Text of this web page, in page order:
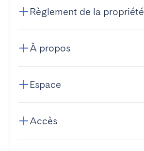
Règlement de la propriété
À propos
Espace
Accès